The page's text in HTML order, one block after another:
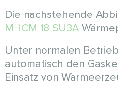
Die nachstehende
MHCM 18 SU3A
Unter normalen
automatisch den
Einsatz von